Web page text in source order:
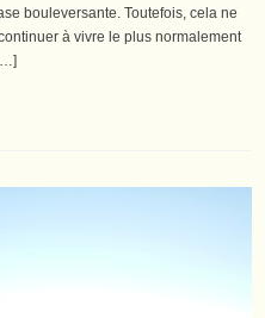
bouleversante. Toutefois, cela ne
à vivre le plus normalement